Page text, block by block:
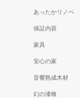
あったかリノベ
保証内容
家具
安心の家
音響熟成木材
幻の漆喰